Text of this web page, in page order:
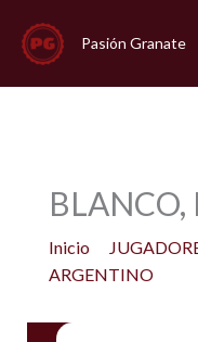
contenido
Pasión Granate
Inicio
ARGENTINO